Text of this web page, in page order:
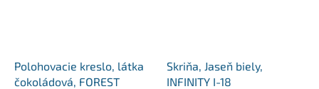
Polohovacie kreslo, látka
čokoládová, FOREST
Skriňa, Jaseň biely,
INFINITY I-18